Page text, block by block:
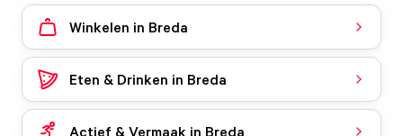
Winkelen in Breda
Eten & Drinken in Breda
Actief & Vermaak in Breda